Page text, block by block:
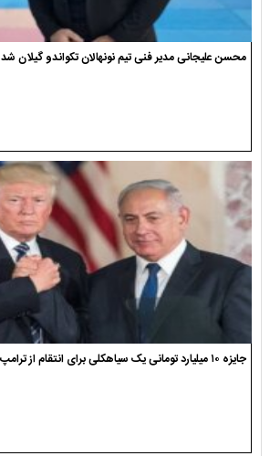
محسن علیجانی مدیر فنی تیم نونهالان تکواندو گیلان شد
جایزه ۱۰ میلیارد تومانی یک سیاهکلی برای انتقام از ترامپ و نتانیاهو